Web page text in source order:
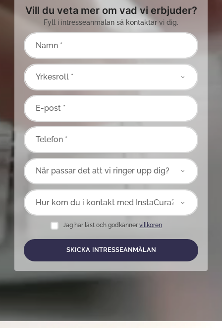
Vill du veta mer om vad vi erbjuder?
Fyll i intresseanmälan så kontaktar vi dig.
Namn *
E-post *
Telefon *
Jag har läst och godkännervillkoren
SKICKA INTRESSEANMÄLAN